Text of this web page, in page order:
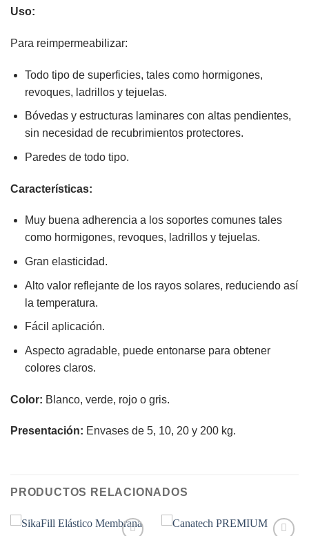
Uso:
Para reimpermeabilizar:
Todo tipo de superficies, tales como hormigones,
revoques, ladrillos y tejuelas.
Bóvedas y estructuras laminares con altas pendientes,
sin necesidad de recubrimientos protectores.
Paredes de todo tipo.
Características:
Muy buena adherencia a los soportes comunes tales
como hormigones, revoques, ladrillos y tejuelas.
Gran elasticidad.
Alto valor reflejante de los rayos solares, reduciendo así
la temperatura.
Fácil aplicación.
Aspecto agradable, puede entonarse para obtener
colores claros.
Color: Blanco, verde, rojo o gris.
Presentación: Envases de 5, 10, 20 y 200 kg.
PRODUCTOS RELACIONADOS